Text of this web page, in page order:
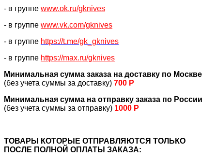
- в группе www.ok.ru/gknives
- в группе www.vk.com/gknives
- в группе https://t.me/gk_gknives
- в группе https://max.ru/gknives
Минимальная сумма заказа на доставку по Москве
(без учета суммы за доставку) 700 Р
Минимальная сумма на отправку заказа по России
(без учета суммы за отправку) 1000 Р
ТОВАРЫ КОТОРЫЕ ОТПРАВЛЯЮТСЯ ТОЛЬКО
ПОСЛЕ ПОЛНОЙ ОПЛАТЫ ЗАКАЗА: